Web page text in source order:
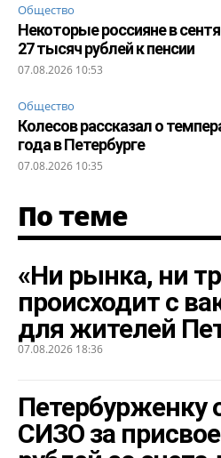
Общество
Некоторые россияне в
27 тысяч рублей к пенсии
07.08.2026 10:53
Общество
Колесов рассказал о
года в Петербурге
07.08.2026 10:35
По теме
«Ни рынка, ни
происходит с
для жителей
07.08.2026 18:36
Петербурженку
СИЗО за